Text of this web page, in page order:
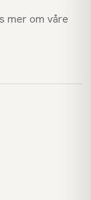
mer om våre